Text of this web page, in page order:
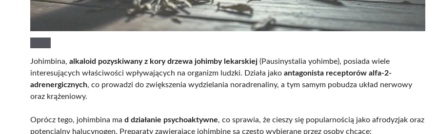
Johimbina, alkaloid pozyskiwany z kory drzewa johimby lekarskiej (Pausinystalia yohimbe), posiada wiele
interesujących właściwości wpływających na organizm ludzki. Działa jako antagonista receptorów alfa-2-
adrenergicznych, co prowadzi do zwiększenia wydzielania noradrenaliny, a tym samym pobudza układ nerwowy
oraz krążeniowy.
Oprócz tego, johimbina ma d działanie psychoaktywne, co sprawia, że cieszy się popularnością jako afrodyzjak oraz
potencjalny halucynogen. Preparaty zawierające johimbinę są często wybierane przez osoby chcące: